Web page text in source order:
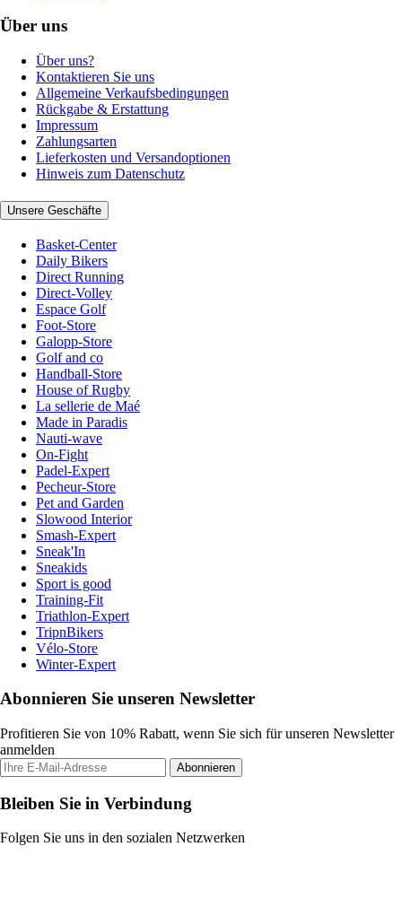
Über uns
Über uns?
Kontaktieren Sie uns
Allgemeine Verkaufsbedingungen
Rückgabe & Erstattung
Impressum
Zahlungsarten
Lieferkosten und Versandoptionen
Hinweis zum Datenschutz
Unsere Geschäfte
Basket-Center
Daily Bikers
Direct Running
Direct-Volley
Espace Golf
Foot-Store
Galopp-Store
Golf and co
Handball-Store
House of Rugby
La sellerie de Maé
Made in Paradis
Nauti-wave
On-Fight
Padel-Expert
Pecheur-Store
Pet and Garden
Slowood Interior
Smash-Expert
Sneak'In
Sneakids
Sport is good
Training-Fit
Triathlon-Expert
TripnBikers
Vélo-Store
Winter-Expert
Abonnieren Sie unseren Newsletter
Profitieren Sie von 10% Rabatt, wenn Sie sich für unseren Newsletter
anmelden
Abonnieren
Bleiben Sie in Verbindung
Folgen Sie uns in den sozialen Netzwerken